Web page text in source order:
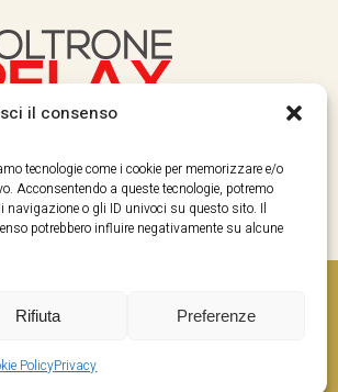
il consenso
tecnologie come i cookie per memorizzare e/o
Acconsentendo a queste tecnologie, potremo
navigazione o gli ID univoci su questo sito. Il
potrebbero influire negativamente su alcune
Rifiuta Preferenze
PolicyPrivacy